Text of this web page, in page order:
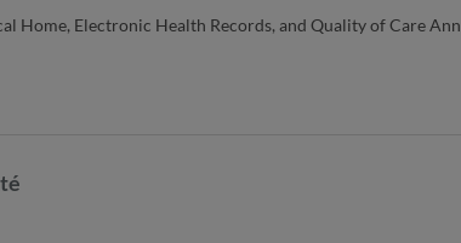
Home, Electronic Health Records, and Quality of Care Ann